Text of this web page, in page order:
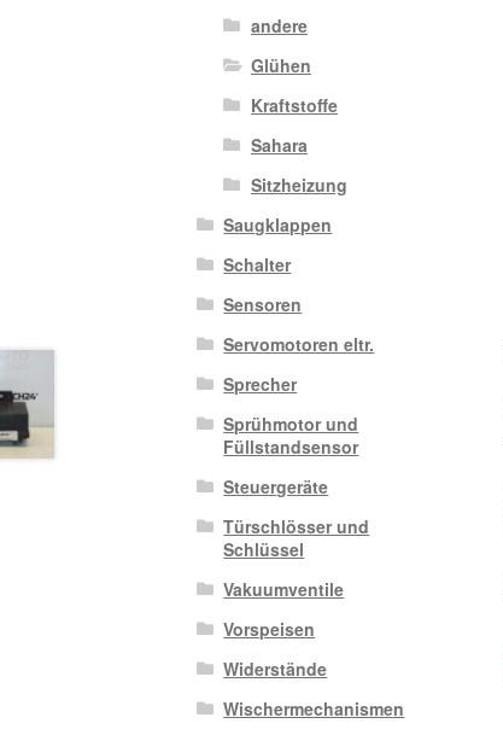
andere
Glühen
Kraftstoffe
Sahara
Sitzheizung
Saugklappen
Schalter
Sensoren
Servomotoren eltr.
Sprecher
Sprühmotor und
Füllstandsensor
Steuergeräte
Türschlösser und
Schlüssel
Vakuumventile
Vorspeisen
Widerstände
Wischermechanismen